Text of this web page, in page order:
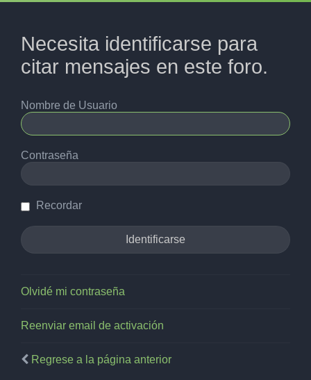
Necesita identificarse para
citar mensajes en este foro.
Nombre de Usuario
Contraseña
Recordar
Olvidé mi contraseña
Reenviar email de activación
Regrese a la página anterior